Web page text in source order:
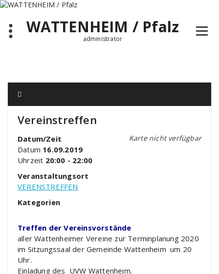
Zum
springenWATTENHEIM / Pfalz
administrator
Vereinstreffen
Karte nicht verfügbar
Datum/Zeit
Datum 16.09.2019
Uhrzeit 20:00 - 22:00
Veranstaltungsort
VERENSTREFFEN
Kategorien
Treffen der Vereinsvorstände
aller Wattenheimer Vereine zur Terminplanung 2020
im Sitzungssaal der Gemeinde Wattenheim um 20
Uhr.
Einladung des UVW Wattenheim.